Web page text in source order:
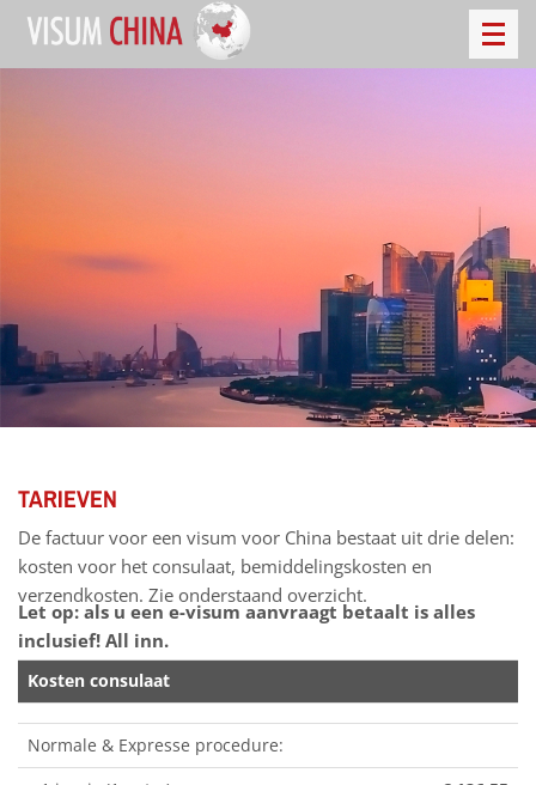
TARIEVEN
De factuur voor een visum voor China bestaat uit drie delen:
kosten voor het consulaat, bemiddelingskosten en
verzendkosten. Zie onderstaand overzicht.
Let op: als u een e-visum aanvraagt betaalt is alles
inclusief! All inn.
Kosten consulaat
Normale & Expresse procedure: